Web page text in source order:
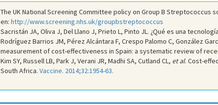
The UK National Screening Committee policy on Group B Streptococcus
en: http://www.screening.nhs.uk/groupbstreptococcus
Sacristán JA, Oliva J, Del Llano J, Prieto L, Pinto JL. ¿Qué es una
Rodríguez Barrios JM, Pérez Alcántara F, Crespo Palomo C, González
measurement of cost-effectiveness in Spain: a systematic review of
Kim SY, Russell LB, Park J, Verani JR, Madhi SA, Cutland CL, et al. Cost-
South Africa. Vaccine. 2014;32:1954-63.